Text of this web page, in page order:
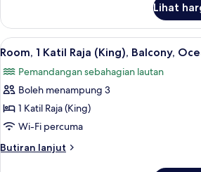
Balcony,
Oceanfront
2
Katil
Ratu
Balcony,
Oceanfront
Lihat
Lihat
semua
foto
untuk
Room,
1
Katil
Raja
Room, 1
2
Room, 1 Katil Raja (King), Balcony,
Pemandangan sebahagian lautan
Boleh menampung 3
1 Katil Raja (King)
Wi-Fi percuma
Butiran lanjut
Butiran